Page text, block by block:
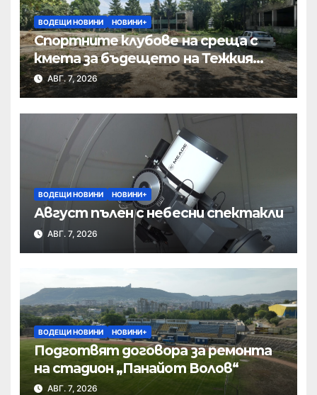
ВОДЕЩИ НОВИНИ НОВИНИ+
Спортните клубове на среща с
кмета за бъдещето на Тежкия
полк
АВГ. 7, 2026
ВОДЕЩИ НОВИНИ НОВИНИ+
Август пълен с небесни спектакли
АВГ. 7, 2026
ВОДЕЩИ НОВИНИ НОВИНИ+
Подготвят договора за ремонта
на стадион „Панайот Волов“
АВГ. 7, 2026